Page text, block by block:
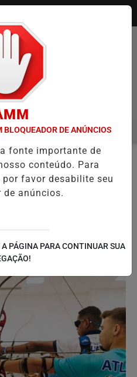
PAULISTA MASCULINO DA
MENU
UNIVERSITÁRIOS
BLOQUEADOR DE ANÚNCIOS
fonte importante de
conteúdo. Para
favor desabilite seu
de anúncios.
PÁGINA PARA CONTINUAR SUA